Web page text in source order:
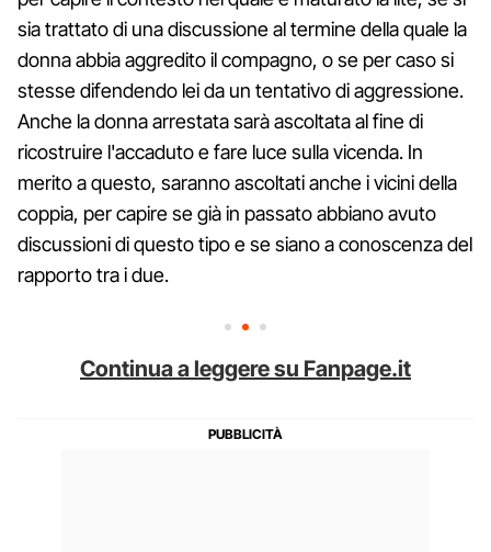
sia trattato di una discussione al termine della quale la
donna abbia aggredito il compagno, o se per caso si
stesse difendendo lei da un tentativo di aggressione.
Anche la donna arrestata sarà ascoltata al fine di
ricostruire l'accaduto e fare luce sulla vicenda. In
merito a questo, saranno ascoltati anche i vicini della
coppia, per capire se già in passato abbiano avuto
discussioni di questo tipo e se siano a conoscenza del
rapporto tra i due.
Continua a leggere su Fanpage.it